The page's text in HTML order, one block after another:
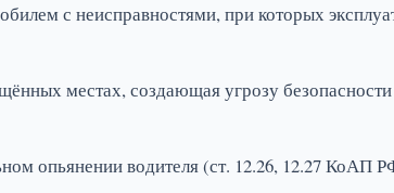
с неисправностями, при которых
местах, создающая угрозу
опьянении водителя (ст. 12.26, 12.27 КоАП